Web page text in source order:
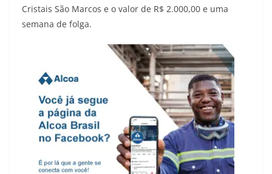
Cristais São Marcos e o valor de R$ 2.000,00 e uma
semana de folga.